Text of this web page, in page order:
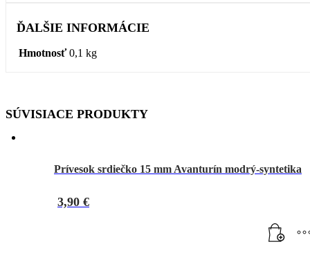
ĎALŠIE INFORMÁCIE
Hmotnosť 0,1 kg
SÚVISIACE PRODUKTY
Prívesok srdiečko 15 mm Avanturín modrý-syntetika
3,90 €